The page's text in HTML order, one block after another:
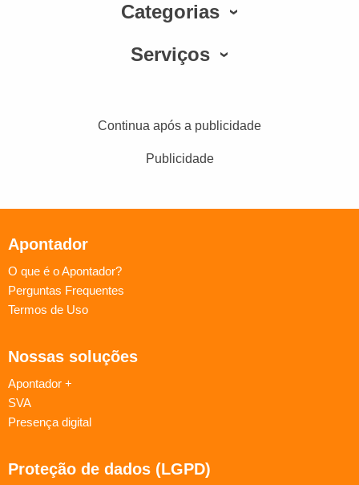
Categorias
Serviços
Continua após a publicidade
Publicidade
Apontador
O que é o Apontador?
Perguntas Frequentes
Termos de Uso
Nossas soluções
Apontador +
SVA
Presença digital
Proteção de dados (LGPD)